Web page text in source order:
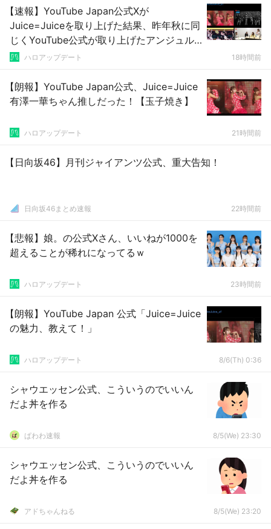
【速報】YouTube Japan公式Xが
Juice=Juiceを取り上げた結果、昨年秋に同
じくYouTube公式が取り上げたアンジュル
ムの数値を即ぶち抜く
ハロアップデート 18時間前
【朗報】YouTube Japan公式、Juice=Juice
有澤一華ちゃん推しだった！【玉子焼き】
ハロアップデート 21時間前
【日向坂46】月刊ジャイアンツ公式、重大告知！
日向坂46まとめ速報 22時間前
【悲報】娘。の公式Xさん、いいねが1000を
超えることが稀れになってるｗ
ハロアップデート 23時間前
【朗報】YouTube Japan 公式「Juice=Juice
の魅力、教えて！」
ハロアップデート 8/6(Th) 0:36
シャウエッセン公式、こういうのでいいん
だよ丼を作る
ぱわわ速報 8/5(We) 23:30
シャウエッセン公式、こういうのでいいん
だよ丼を作る
アドちゃんねる 8/5(We) 23:20